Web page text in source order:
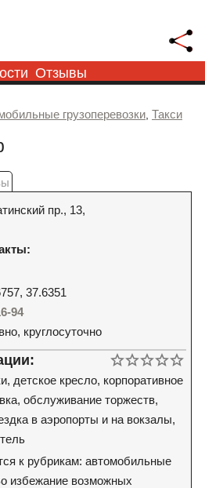
Отзывы
грузоперевозки, Такси
пр., 13,
37.6351
94
круглосуточно
детское кресло, корпоративное
обслуживание торжеств,
в аэропорты и на вокзалы,
к рубрикам: автомобильные
избежание возможных